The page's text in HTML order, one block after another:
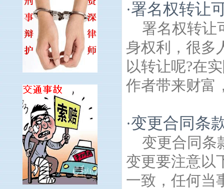
·署名权转让
署名权转让
身权利，很多
以转让呢?在
作者带来财富
·变更合同条
变更合同条
变更要注意以
一致，任何当